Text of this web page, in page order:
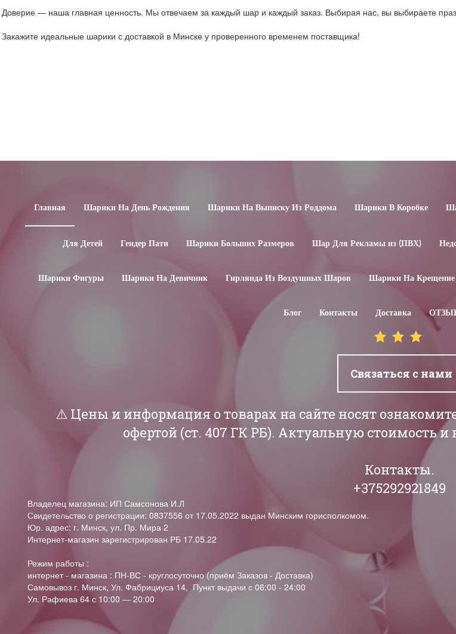
Доверие — наша главная ценность. Мы отвечаем за каждый шар и каждый заказ. Выбирая нас, вы выбираете
Закажите идеальные шарики с доставкой в Минске у проверенного временем поставщика!
Главная Шарики На День Рождения Шарики На Выписку Из Роддома Шарики В Коробке
Для Детей Гендер Пати Шарики Больших Размеров Шар Для Рекламы из (ПВХ)
Шарики Фигуры Шарики На Девичник Гирлянда Из Воздушных Шаров Шарики На Крещение
Блог Контакты Доставка
Связаться с нами
⚠️ Цены и информация о товарах на сайте носят
офертой (ст. 407 ГК РБ). Актуальную стоимость
Контакты.
+375292921849
Владелец магазина: ИП Самсонова И.Л
Свидетельство о регистрации: 0837556 от 17.05.2022 выдан Минским горисполкомом.
Юр. адрес: г. Минск, ул. Пр. Мира 2
Интернет-магазин зарегистрирован РБ 17.05.22
Режим работы :
интернет - магазина : ПН-ВС - круглосуточно (приём Заказов - Доставка)
Самовывоз г. Минск, Ул. Фабрициуса 14, Пункт выдачи с 06:00 - 24:00
Ул. Рафиева 64 с 10:00 — 20:00